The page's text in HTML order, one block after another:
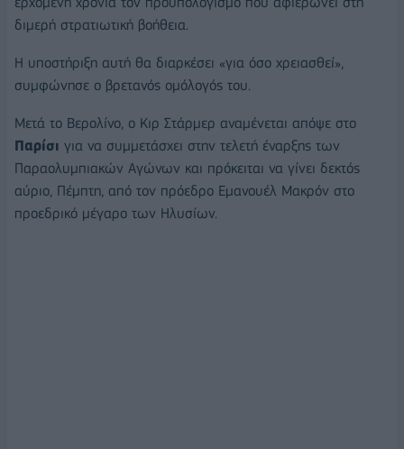
διμερή στρατιωτική βοήθεια.
Η υποστήριξη αυτή θα διαρκέσει «για όσο χρειασθεί»,
συμφώνησε ο βρετανός ομόλογός του.
Μετά το Βερολίνο, ο Κιρ Στάρμερ αναμένεται απόψε στο
Παρίσι για να συμμετάσχει στην τελετή έναρξης των
Παραολυμπιακών Αγώνων και πρόκειται να γίνει δεκτός
αύριο, Πέμπτη, από τον πρόεδρο Εμανουέλ Μακρόν στο
προεδρικό μέγαρο των Ηλυσίων.